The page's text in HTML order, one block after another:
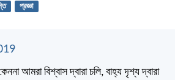
প্রজ্ঞা
আমরা বিশ্বাস দ্বারা চলি, বাহ্য দৃশ্য দ্বারা